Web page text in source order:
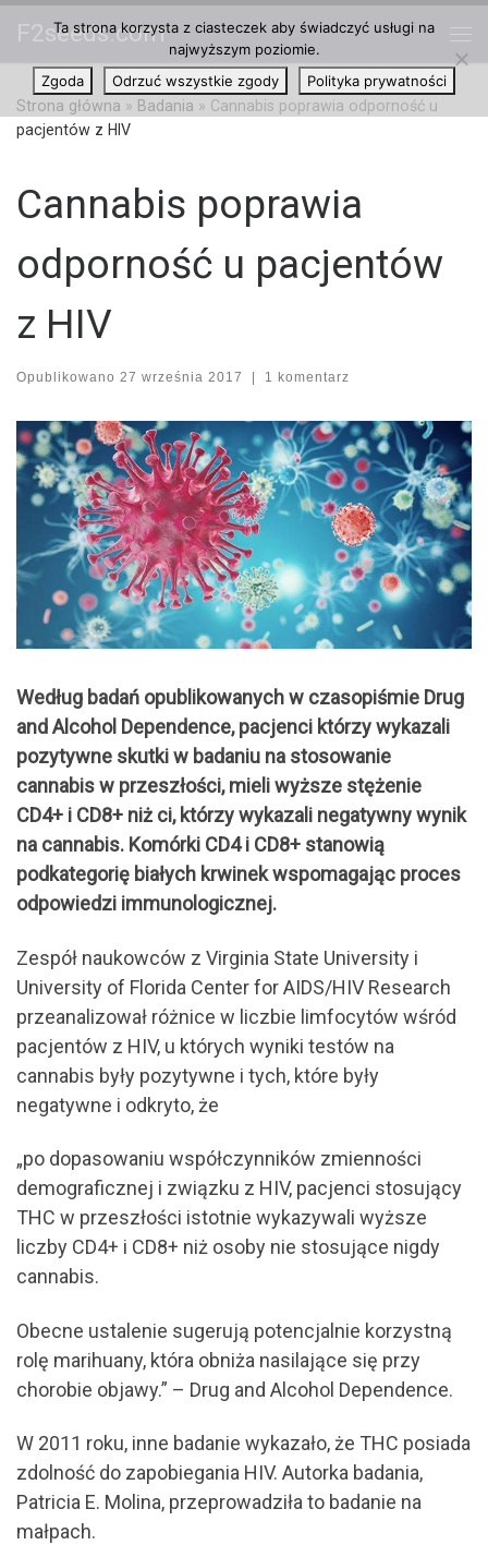
Przejdź do treści
F2seeds.com
Strona główna » Badania » Cannabis poprawia odporność u
pacjentów z HIV
Cannabis poprawia
odporność u pacjentów
z HIV
Opublikowano 27 września 2017 | 1 komentarz
Według badań opublikowanych w czasopiśmie Drug
and Alcohol Dependence, pacjenci którzy wykazali
pozytywne skutki w badaniu na stosowanie
cannabis w przeszłości, mieli wyższe stężenie
CD4+ i CD8+ niż ci, którzy wykazali negatywny wynik
na cannabis. Komórki CD4 i CD8+ stanowią
podkategorię białych krwinek wspomagając proces
odpowiedzi immunologicznej.
Zespół naukowców z Virginia State University i
University of Florida Center for AIDS/HIV Research
przeanalizował różnice w liczbie limfocytów wśród
pacjentów z HIV, u których wyniki testów na
cannabis były pozytywne i tych, które były
negatywne i odkryto, że
„po dopasowaniu współczynników zmienności
demograficznej i związku z HIV, pacjenci stosujący
THC w przeszłości istotnie wykazywali wyższe
liczby CD4+ i CD8+ niż osoby nie stosujące nigdy
cannabis.
Obecne ustalenie sugerują potencjalnie korzystną
rolę marihuany, która obniża nasilające się przy
chorobie objawy.” – Drug and Alcohol Dependence.
W 2011 roku, inne badanie wykazało, że THC posiada
zdolność do zapobiegania HIV. Autorka badania,
Patricia E. Molina, przeprowadziła to badanie na
małpach.
Ta strona korzysta z ciasteczek aby świadczyć usługi na
najwyższym poziomie.
Zgoda
Odrzuć wszystkie zgody Polityka prywatności